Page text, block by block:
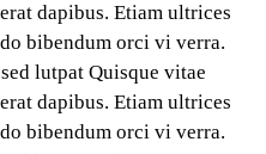
dapibus. Etiam ultrices
bibendum orci vi verra.
lutpat Quisque vitae
dapibus. Etiam ultrices
bibendum orci vi verra.